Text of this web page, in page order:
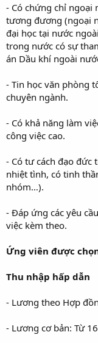
- Có chứng chỉ ngoại
tương đương (ngoại
đại học tại nước
trong nước có sự
án Dầu khí ngoài
- Tin học văn phòng
chuyên ngành.
- Có khả năng làm
công việc cao.
- Có tư cách đạo đức
nhiệt tình, có tinh
nhóm…).
- Đáp ứng các yêu
việc kèm theo.
Ứng viên được
Thu nhập hấp dẫn
- Lương theo Hợp
- Lương cơ bản: Từ